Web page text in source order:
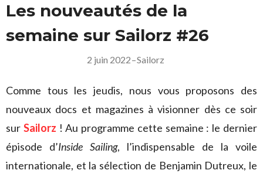
Les nouveautés de la
semaine sur Sailorz #26
2 juin 2022–Sailorz
Comme tous les jeudis, nous vous proposons des
nouveaux docs et magazines à visionner dès ce soir
sur Sailorz ! Au programme cette semaine : le dernier
épisode d’Inside Sailing, l’indispensable de la voile
internationale, et la sélection de Benjamin Dutreux, le